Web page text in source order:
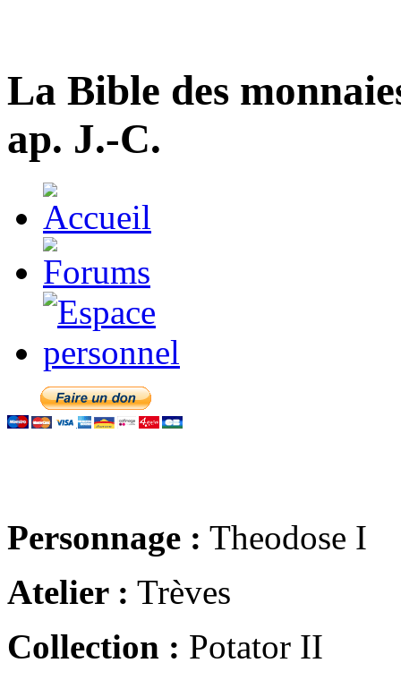
La Bible des
ap. J.-C.
Personnage : Theodose I
Atelier : Trèves
Collection : Potator II